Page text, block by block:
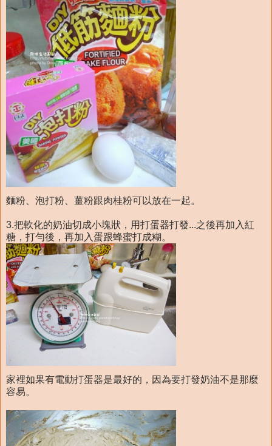
麵粉、泡打粉、薑粉跟肉桂粉可以放在一起。
3.把軟化的奶油切成小塊狀，用打蛋器打發...之後再加入紅
糖，打勻後，再加入蛋跟蜂蜜打成糊。
家裡如果有電動打蛋器是最好的，因為要打發奶油不是那麼
容易。